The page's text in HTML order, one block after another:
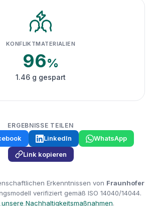
KONFLIKTMATERIALIEN
96%
1.46 g gespart
ERGEBNISSE TEILEN
LinkedIn
WhatsApp
Link kopieren
Erkenntnissen von Fraunhofer
verifiziert gemäß ISO 14040/14044.
Nachhaltigkeitsmaßnahmen.